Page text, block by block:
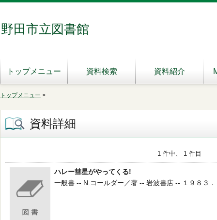
野田市立図書館
トップメニュー 資料検索 資料紹介
トップメニュー >
資料詳細
1 件中、 1 件目
ハレー彗星がやってくる!
一般書 -- N.コールダー／著 -- 岩波書店 -- １９８３